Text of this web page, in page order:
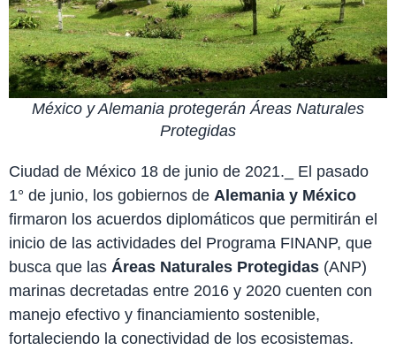
México y Alemania protegerán Áreas Naturales
Protegidas
Ciudad de México 18 de junio de 2021._ El pasado
1° de junio, los gobiernos de Alemania y México
firmaron los acuerdos diplomáticos que permitirán el
inicio de las actividades del Programa FINANP, que
busca que las Áreas Naturales Protegidas (ANP)
marinas decretadas entre 2016 y 2020 cuenten con
manejo efectivo y financiamiento sostenible,
fortaleciendo la conectividad de los ecosistemas.